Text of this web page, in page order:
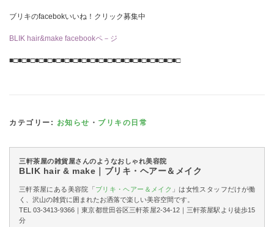
ブリキのfacebokいいね！クリック募集中
BLIK hair&make facebookペ－ジ
■□■□■□■□■□■□■□■□■□■□■□■□■□■□■□■□■□■□■□■□
カテゴリー: お知らせ ・ ブリキの日常
三軒茶屋の雑貨屋さんのようなおしゃれ美容院
BLIK hair & make｜ブリキ・ヘアー＆メイク
三軒茶屋にある美容院「ブリキ・ヘアー＆メイク 」は女性スタッフだけが働
く、沢山の雑貨に囲まれたお洒落で楽しい美容空間です。
TEL 03-3413-9366｜東京都世田谷区三軒茶屋2-34-12｜三軒茶屋駅より徒歩15
分